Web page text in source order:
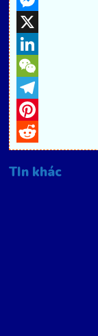
Messenger
X
LinkedIn
WeChat
Telegram
Pinterest
Reddit
TIn khác